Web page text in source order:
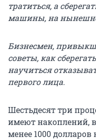
тратиться, а
машины, на
Бизнесмен,
советы, как
научиться
первого лица.
Шестьдесят три
имеют накоплений,
менее 1000 долларов